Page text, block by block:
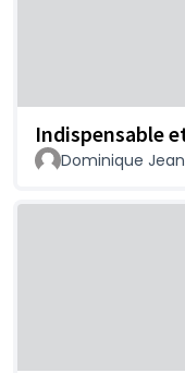
Indispensable
Dominique